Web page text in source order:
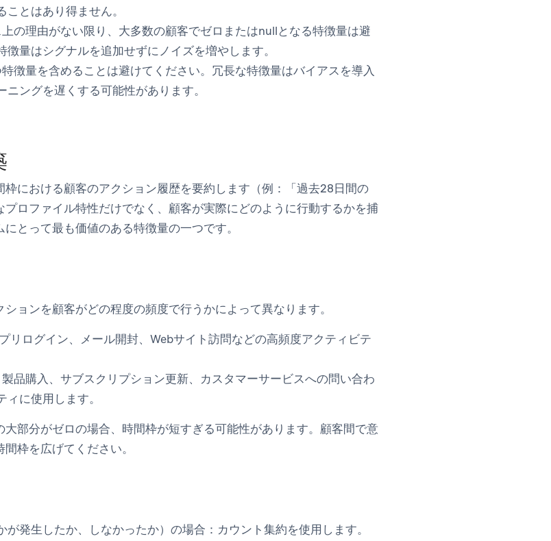
とはあり得ません。
の理由がない限り、大多数の顧客でゼロまたはnullとなる特徴量は避
量はシグナルを追加せずにノイズを増やします。
徴量を含めることは避けてください。冗長な特徴量はバイアスを導入
ングを遅くする可能性があります。
における顧客のアクション履歴を要約します（例：「過去28日間の
ロファイル特性だけでなく、顧客が実際にどのように行動するかを捕
とって最も価値のある特徴量の一つです。
ョンを顧客がどの程度の頻度で行うかによって異なります。
リログイン、メール開封、Webサイト訪問などの高頻度アクティビテ
製品購入、サブスクリプション更新、カスタマーサービスへの問い合わ
に使用します。
部分がゼロの場合、時間枠が短すぎる可能性があります。顧客間で意
枠を広げてください。
が発生したか、しなかったか）の場合： カウント集約を使用します。